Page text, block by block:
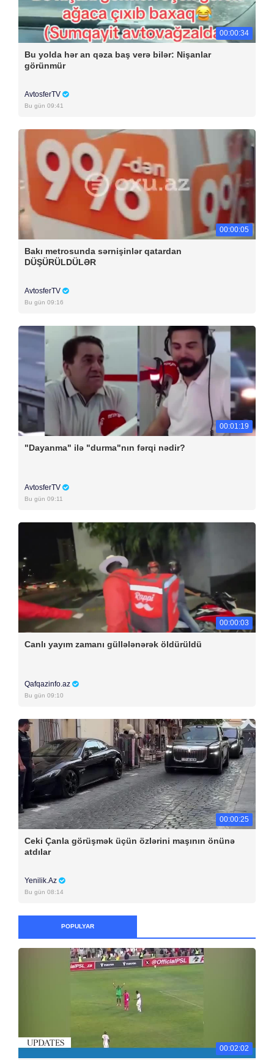
00:00:34
Bu yolda hər an qəza baş verə bilər: Nişanlar
görünmür
AvtosferTV
Bu gün 09:41
00:00:05
Bakı metrosunda sərnişinlər qatardan
DÜŞÜRÜLDÜLƏR
AvtosferTV
Bu gün 09:16
00:01:19
"Dayanma" ilə "durma"nın fərqi nədir?
AvtosferTV
Bu gün 09:11
00:00:03
Canlı yayım zamanı güllələnərək öldürüldü
Qafqazinfo.az
Bu gün 09:10
00:00:25
Ceki Çanla görüşmək üçün özlərini maşının önünə
atdılar
Yenilik.Az
Bu gün 08:14
POPULYAR
00:02:02